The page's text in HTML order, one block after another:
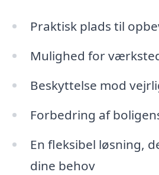
Praktisk plads til
Mulighed for
Beskyttelse mod
Forbedring af
En fleksibel løsning,
dine behov